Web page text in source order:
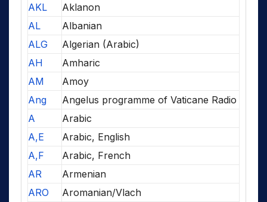
AKL
Aklanon
AL
Albanian
ALG
Algerian (Arabic)
AH
Amharic
AM
Amoy
Ang
Angelus programme of Vaticane Radio
A
Arabic
A,E
Arabic, English
A,F
Arabic, French
AR
Armenian
ARO
Aromanian/Vlach